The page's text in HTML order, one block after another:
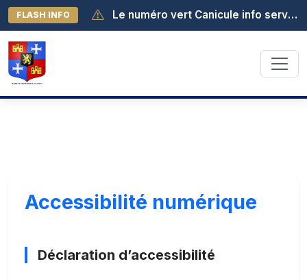
FLASH INFO Le numéro vert Canicule info service est activé au 0 800 06 66 66. Il est joignable de 8h à 19h (appel gratuit depuis la France métropolitaine).
Accessibilité numérique
Déclaration d’accessibilité